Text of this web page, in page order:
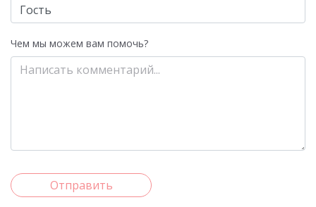
Чем мы можем вам помочь?
Отправить